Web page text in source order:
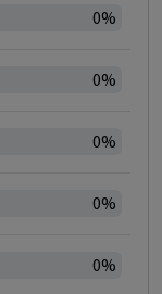
0%
0%
0%
0%
0%